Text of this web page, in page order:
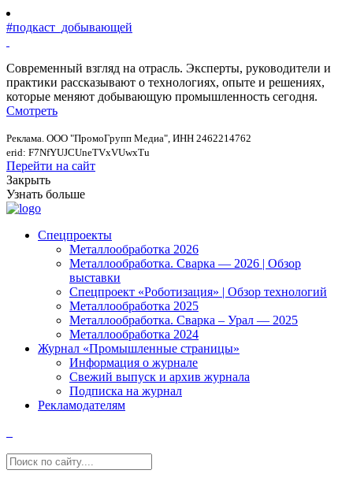
#подкаст_добывающей
Современный взгляд на отрасль. Эксперты, руководители и
практики рассказывают о технологиях, опыте и решениях,
которые меняют добывающую промышленность сегодня.
Смотреть
Реклама. ООО "ПромоГрупп Медиа", ИНН 2462214762
erid: F7NfYUJCUneTVxVUwxTu
Перейти на сайт
Закрыть
Узнать больше
Спецпроекты
Металлообработка 2026
Металлообработка. Сварка — 2026 | Обзор
выставки
Спецпроект «Роботизация» | Обзор технологий
Металлообработка 2025
Металлообработка. Сварка – Урал — 2025
Металлообработка 2024
Журнал «Промышленные страницы»
Информация о журнале
Свежий выпуск и архив журнала
Подписка на журнал
Рекламодателям